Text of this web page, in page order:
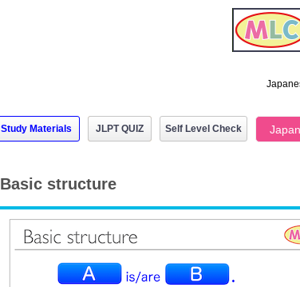
Study Materials JLPT QUIZ Self Level Check
Basic structure